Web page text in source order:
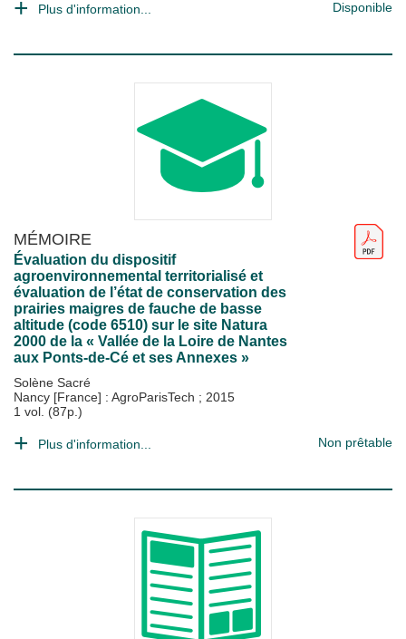
Plus d'information... Disponible
MÉMOIRE
Évaluation du dispositif
agroenvironnemental territorialisé et
évaluation de l’état de conservation des
prairies maigres de fauche de basse
altitude (code 6510) sur le site Natura
2000 de la « Vallée de la Loire de Nantes
aux Ponts-de-Cé et ses Annexes »
Solène Sacré
Nancy [France] : AgroParisTech ; 2015
1 vol. (87p.)
Plus d'information... Non prêtable